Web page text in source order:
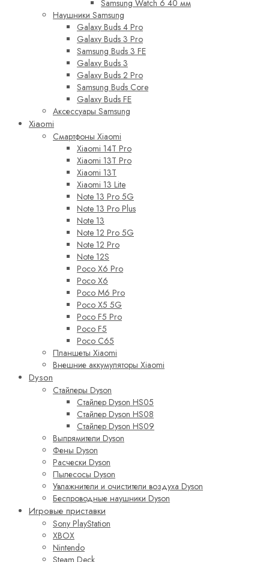
Samsung Watch 6 40 мм
Наушники Samsung
Galaxy Buds 4 Pro
Galaxy Buds 3 Pro
Samsung Buds 3 FE
Galaxy Buds 3
Galaxy Buds 2 Pro
Samsung Buds Core
Galaxy Buds FE
Аксессуары Samsung
Xiaomi
Смартфоны Xiaomi
Xiaomi 14T Pro
Xiaomi 13T Pro
Xiaomi 13T
Xiaomi 13 Lite
Note 13 Pro 5G
Note 13 Pro Plus
Note 13
Note 12 Pro 5G
Note 12 Pro
Note 12S
Poco X6 Pro
Poco X6
Poco M6 Pro
Poco X5 5G
Poco F5 Pro
Poco F5
Poco C65
Планшеты Xiaomi
Внешние аккумуляторы Xiaomi
Dyson
Стайлеры Dyson
Стайлер Dyson HS05
Стайлер Dyson HS08
Стайлер Dyson HS09
Выпрямители Dyson
Фены Dyson
Расчески Dyson
Пылесосы Dyson
Увлажнители и очистители воздуха Dyson
Беспроводные наушники Dyson
Игровые приставки
Sony PlayStation
XBOX
Nintendo
Steam Deck